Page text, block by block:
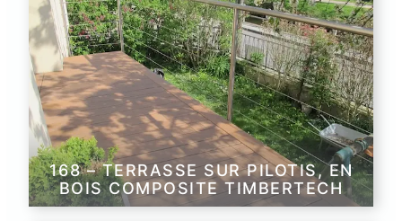
168 – TERRASSE SUR PILOTIS, EN
BOIS COMPOSITE TIMBERTECH